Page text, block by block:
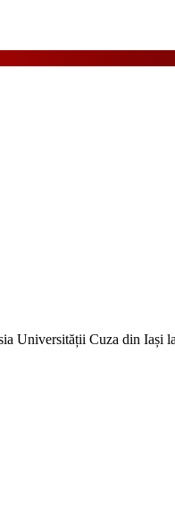
Universității Cuza din Iași